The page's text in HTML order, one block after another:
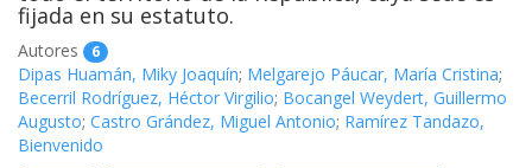
fijada en su estatuto.
Autores 6
Dipas Huamán, Miky Joaquín; Melgarejo Páucar, María Cristina;
Becerril Rodríguez, Héctor Virgilio; Bocangel Weydert, Guillermo
Augusto; Castro Grández, Miguel Antonio; Ramírez Tandazo,
Bienvenido